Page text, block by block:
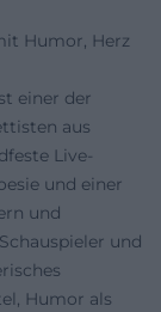
Humor, Herz
einer der
aus
Live-
und einer
und
und
Humor als